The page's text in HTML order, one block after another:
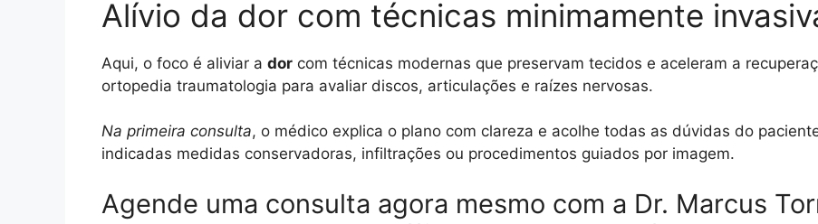
Alívio da dor com técnicas minimamente
Aqui, o foco é aliviar a dor com técnicas modernas que preservam tecidos e aceleram a
ortopedia traumatologia para avaliar discos, articulações e raízes nervosas.
Na primeira consulta, o médico explica o plano com clareza e acolhe todas as dúvidas do
indicadas medidas conservadoras, infiltrações ou procedimentos guiados por imagem.
Agende uma consulta agora mesmo com a Dr. Marcus